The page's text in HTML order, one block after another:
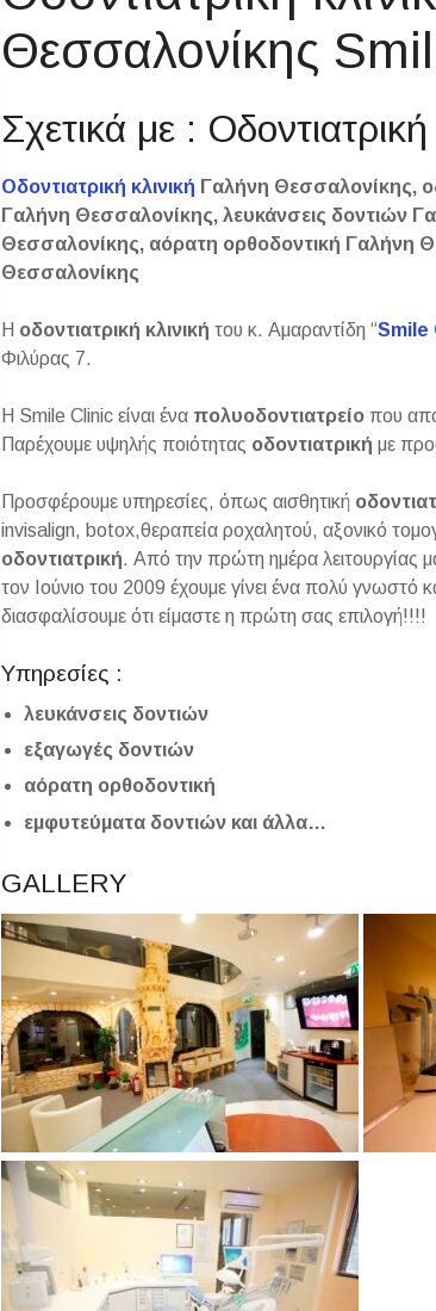
Θεσσαλονίκης
Σχετικά με :
Οδοντιατρική κλινική Γαλήνη Θεσσαλονίκης,
Γαλήνη Θεσσαλονίκης, λευκάνσεις δοντιών
Θεσσαλονίκης, αόρατη ορθοδοντική Γαλήνη
Θεσσαλονίκης
Η οδοντιατρική κλινική του κ. Αμαραντίδη “Smile
Φιλύρας 7.
Η Smile Clinic είναι ένα πολυοδοντιατρείο που
Παρέχουμε υψηλής ποιότητας οδοντιατρική με
Προσφέρουμε υπηρεσίες, όπως αισθητική
invisalign, botox,θεραπεία ροχαλητού, αξονικό
οδοντιατρική. Από την πρώτη ημέρα λειτουργίας
τον Ιούνιο του 2009 έχουμε γίνει ένα πολύ γνωστό
διασφαλίσουμε ότι είμαστε η πρώτη σας επιλογή!!!!
Υπηρεσίες :
λευκάνσεις δοντιών
εξαγωγές δοντιών
αόρατη ορθοδοντική
εμφυτεύματα δοντιών και άλλα…
GALLERY